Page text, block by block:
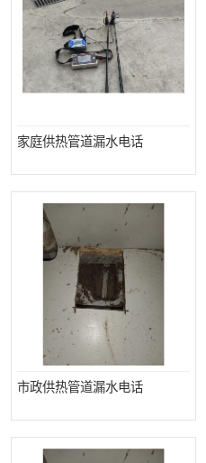
家庭供热管道漏水电话
市政供热管道漏水电话